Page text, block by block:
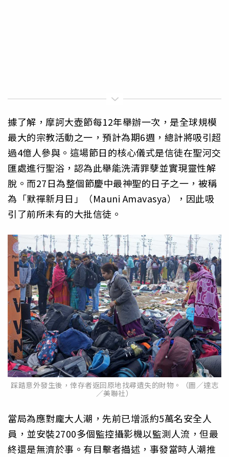
據了解，摩訶大壺節每12年舉辦一次，是全球規模
最大的宗教活動之一，預計為期6週，總計將吸引超
過4億人參與。這場節日的核心儀式是信徒在聖河交
匯處進行聖浴，認為此舉能洗清罪孽並實現靈性解
脫。而27日為整個節慶中最神聖的日子之一，被稱
為「默禪新月日」（Mauni Amavasya），因此吸
引了前所未有的大批信徒。
踩踏意外發生後，倖存者返回原地找尋遺失的財物。（圖／達志
／美聯社）
當局為應對龐大人潮，先前已增派約5萬名安全人
員，並安裝2700多個監控攝影機以監測人流，但最
終還是無濟於事。有目擊者描述，事發當時人潮推